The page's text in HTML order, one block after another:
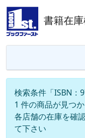
書籍在
検索条件「ISBN：
1 件の商品が見つ
各店舗の在庫を確
て下さい